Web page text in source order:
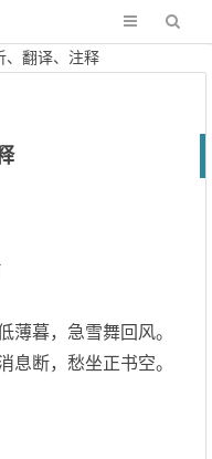
、翻译、注释
薄暮，急雪舞回风。
息断，愁坐正书空。